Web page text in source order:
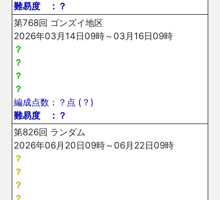
難易度 ：？
第768回 ゴンズイ地区
2026年03月14日09時～03月16日09時
？
？
？
？
編成点数：？点 (？)
難易度 ：？
第826回 ランダム
2026年06月20日09時～06月22日09時
？
？
？